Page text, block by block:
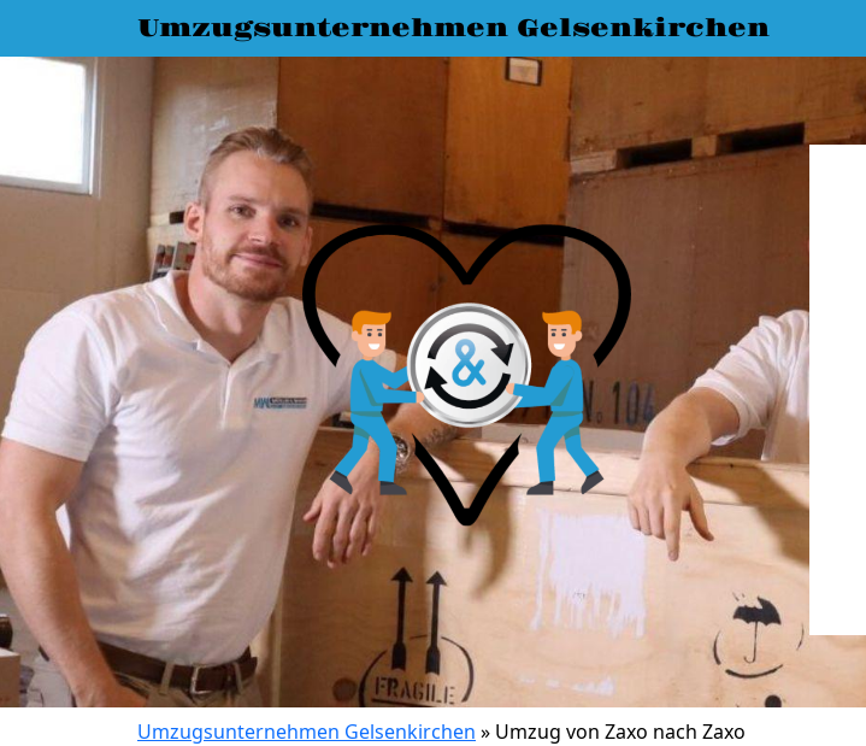
Umzugsunternehmen Gelsenkirchen
Umzugsunternehmen Gelsenkirchen » Umzug von Zaxo nach Zaxo